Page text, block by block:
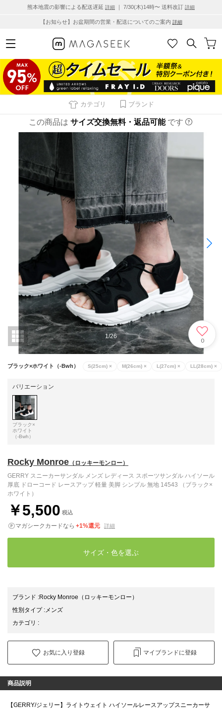
熊本地震の影響による配送遅延 詳細 ｜ 7/30(木)14時〜 送料改訂 詳細
【お知らせ】お盆期間の営業・配送についてのご案内 詳細
カテゴリ ブランド
この商品は サイズ交換無料・返品可能 です
1 /26
0
ブラック×ホワイト（-Bwh） S(25cm) × M(26cm) × L(27cm) × LL(28cm) ×
バリエーション
ブラック×
ホワイト
（-Bwh）
Rocky Monroe （ロッキーモンロー）
GERRY スニーカーサンダル メンズ レディース スポーツサンダル ハイソール
厚底 ドローコード レースアップ 軽量 美脚 シンプル 無地 14543 （ブラック×
ホワイト）
￥5,500 税込
マガシークカードなら +1%還元 詳細
サイズ・色を選ぶ
ブランド :Rocky Monroe （ロッキーモンロー）
性別タイプ: メンズ
カテゴリ :
お気に入り登録 マイブランドに登録
商品説明
【GERRY/ジェリー】ライトウェイト ハイソールレースアップスニーカーサ